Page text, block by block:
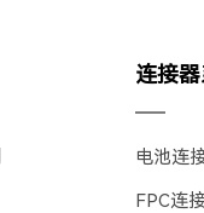
连接器
电池连
FPC连